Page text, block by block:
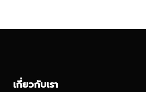
เกี่ยวกับเรา